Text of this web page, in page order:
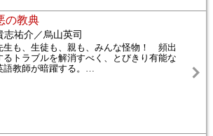
の教典
志祐介／烏山英司
生も、生徒も、親も、みんな怪物！ 頻出
るトラブルを解消すべく、とびきり有能な
語教師が暗躍する。 …